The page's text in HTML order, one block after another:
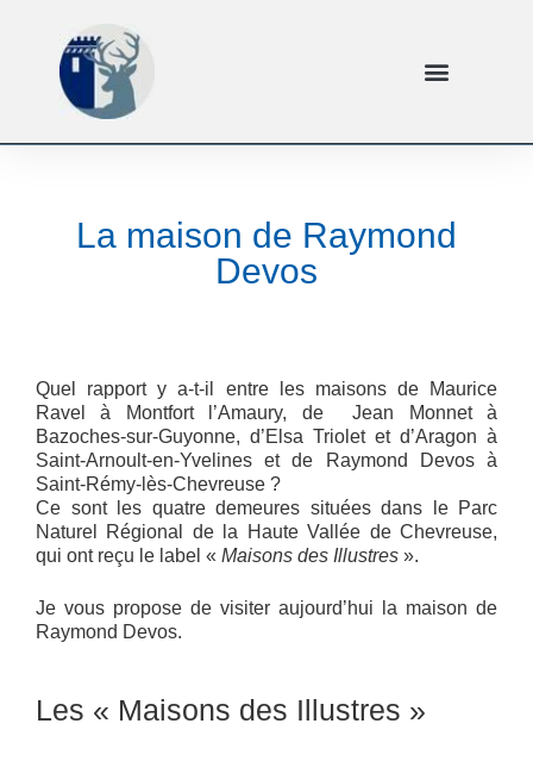
La maison de Raymond
Devos
Quel rapport y a-t-il entre les maisons de Maurice
Ravel à Montfort l’Amaury, de Jean Monnet à
Bazoches-sur-Guyonne, d’Elsa Triolet et d’Aragon à
Saint-Arnoult-en-Yvelines et de Raymond Devos à
Saint-Rémy-lès-Chevreuse ?
Ce sont les quatre demeures situées dans le Parc
Naturel Régional de la Haute Vallée de Chevreuse,
qui ont reçu le label « Maisons des Illustres ».
Je vous propose de visiter aujourd’hui la maison de
Raymond Devos.
Les « Maisons des Illustres »